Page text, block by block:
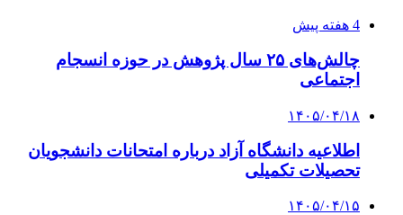
4 هفته پیش
چالش‌های ۲۵ سال پژوهش در حوزه انسجام
اجتماعی
۱۴۰۵/۰۴/۱۸
اطلاعیه دانشگاه آزاد درباره امتحانات دانشجویان
تحصیلات تکمیلی
۱۴۰۵/۰۴/۱۵